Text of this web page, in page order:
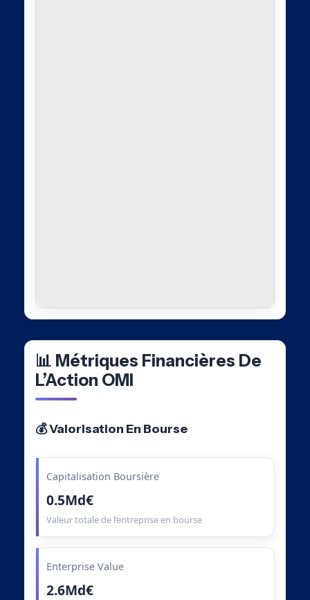
📊 Métriques Financières De
L’Action OMI
💰 Valorisation En Bourse
Capitalisation Boursière
0.5Md€
Valeur totale de l’entreprise en bourse
Enterprise Value
2.6Md€